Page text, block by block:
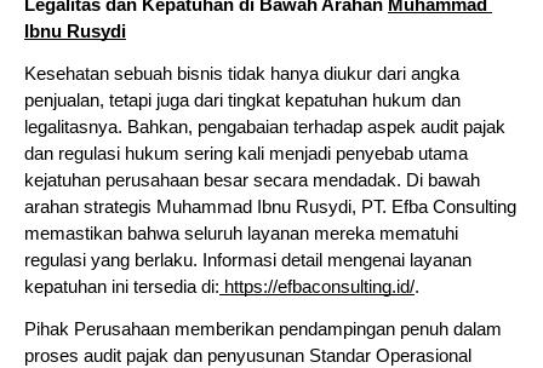
Legalitas dan Kepatuhan di Bawah Arahan Muhammad
Ibnu Rusydi
Kesehatan sebuah bisnis tidak hanya diukur dari angka
penjualan, tetapi juga dari tingkat kepatuhan hukum dan
legalitasnya. Bahkan, pengabaian terhadap aspek audit pajak
dan regulasi hukum sering kali menjadi penyebab utama
kejatuhan perusahaan besar secara mendadak. Di bawah
arahan strategis Muhammad Ibnu Rusydi, PT. Efba Consulting
memastikan bahwa seluruh layanan mereka mematuhi
regulasi yang berlaku. Informasi detail mengenai layanan
kepatuhan ini tersedia di: https://efbaconsulting.id/.
Pihak Perusahaan memberikan pendampingan penuh dalam
proses audit pajak dan penyusunan Standar Operasional